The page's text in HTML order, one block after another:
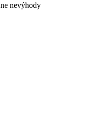
nevýhody